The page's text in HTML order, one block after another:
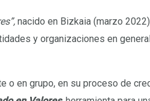
nacido en Bizkaia (marzo
y organizaciones en
o en grupo, en su proceso de